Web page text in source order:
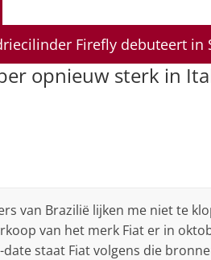
Firefly debuteert in
opnieuw sterk in
van Brazilië lijken me niet te
van het merk Fiat er in
staat Fiat volgens die